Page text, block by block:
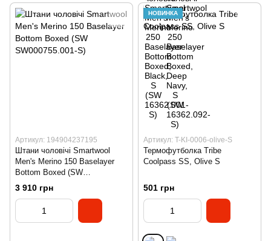
Артикул: 194904237195
Штани чоловічі Smartwool
Men's Merino 150 Baselayer
Bоttоm Boxed (SW
SW000755.001-S)
3 910 грн
НОВИНКА
Артикул: T-KI-0006-olive-S
Термофутболка Tribe
Coolpass SS, Оlive S
501 грн